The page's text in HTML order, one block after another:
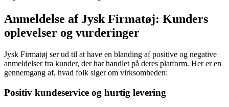
Anmeldelse af Jysk Firmatøj: Kunders
oplevelser og vurderinger
Jysk Firmatøj ser ud til at have en blanding af positive og negative
anmeldelser fra kunder, der har handlet på deres platform. Her er en
gennemgang af, hvad folk siger om virksomheden:
Positiv kundeservice og hurtig levering